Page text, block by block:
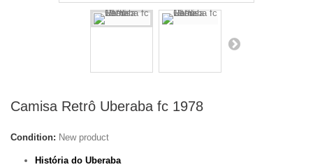
Camisa Retrô Uberaba fc 1978
Condition: New product
História do Uberaba